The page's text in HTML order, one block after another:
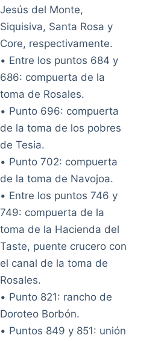
Jesús del Monte,
Siquisiva, Santa Rosa y
Core, respectivamente.
• Entre los puntos 684 y
686: compuerta de la
toma de Rosales.
• Punto 696: compuerta
de la toma de los pobres
de Tesia.
• Punto 702: compuerta
de la toma de Navojoa.
• Entre los puntos 746 y
749: compuerta de la
toma de la Hacienda del
Taste, puente crucero con
el canal de la toma de
Rosales.
• Punto 821: rancho de
Doroteo Borbón.
• Puntos 849 y 851: unión